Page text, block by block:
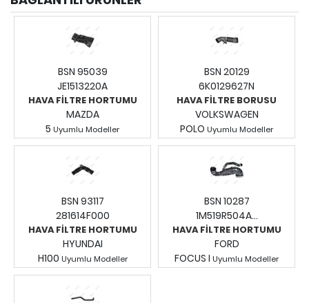
BSN 95039
JE1513220A
HAVA FİLTRE HORTUMU
MAZDA
5 Uyumlu Modeller
Fiyatları Görmek İçin
Giriş Yapınız.
BSN 20129
6K0129627N
HAVA FİLTRE BORUSU
VOLKSWAGEN
POLO Uyumlu Modeller
Fiyatları Görmek İçin
Giriş Yapınız.
BSN 93117
281614F000
HAVA FİLTRE HORTUMU
HYUNDAI
H100 Uyumlu Modeller
Fiyatları Görmek İçin
Giriş Yapınız.
BSN 10287
1M519R504A...
HAVA FİLTRE HORTUMU
FORD
FOCUS I Uyumlu Modeller